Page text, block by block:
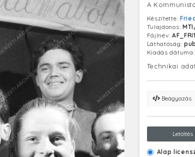
A
Készítette:
Tulajdonos:
Fájlnév:
Láthatóság:
Kiadás dátuma:
Technikai
Beágyazás
Letöltés
Alap